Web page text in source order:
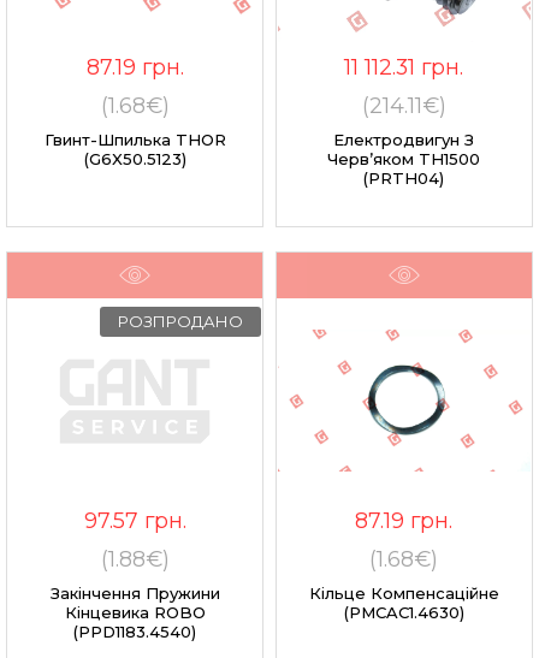
87.19 грн.
(1.68€)
Гвинт-Шпилька THOR
(G6X50.5123)
11 112.31 грн.
(214.11€)
Електродвигун З
Черв’яком TH1500
(PRTH04)
РОЗПРОДАНО
97.57 грн.
(1.88€)
Закінчення Пружини
Кінцевика ROBO
(PPD1183.4540)
87.19 грн.
(1.68€)
Кільце Компенсаційне
(PMCAC1.4630)